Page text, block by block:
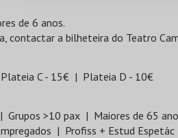
de 6 anos.
contactar a bilheteira do Teatro
Plateia C - 15€
Plateia D - 10€
Grupos >10 pax Maiores de 65
Profiss + Estud Espetác